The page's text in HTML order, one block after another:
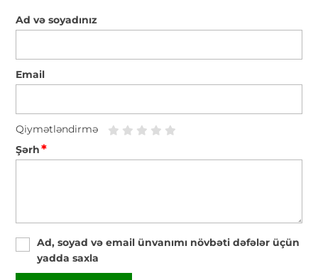
Ad və soyadınız
Email
Qiymətləndirmə
Şərh*
Ad, soyad və email ünvanımı növbəti dəfələr üçün
yadda saxla